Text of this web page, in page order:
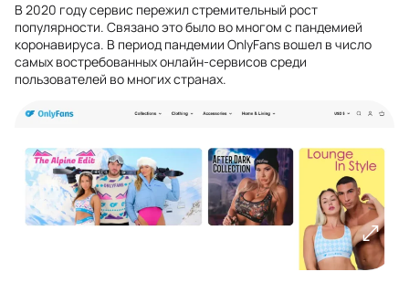
В 2020 году сервис пережил стремительный рост
популярности. Связано это было во многом с пандемией
коронавируса. В период пандемии OnlyFans вошел в число
самых востребованных онлайн-сервисов среди
пользователей во многих странах.